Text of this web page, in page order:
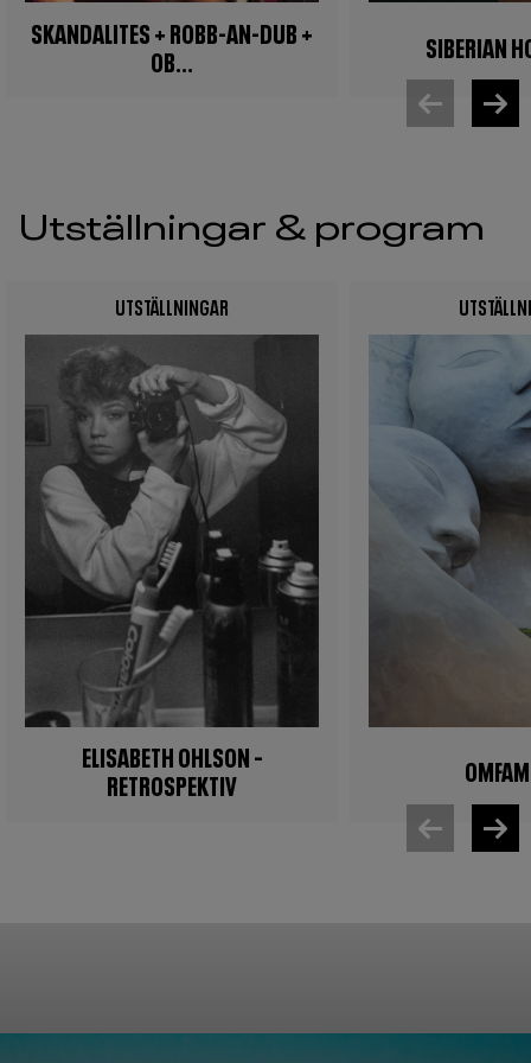
SKANDALITES + ROBB-AN-DUB +
OB... SIBERIAN
Utställningar & program
UTSTÄLLNINGAR
Image
ELISABETH OHLSON –
RETROSPEKTIV
Image